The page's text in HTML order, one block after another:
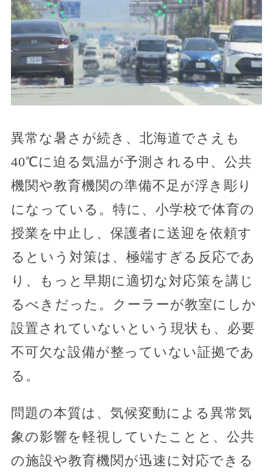
異常な暑さが続き、北海道でさえも
40℃に迫る気温が予測される中、公共
機関や教育機関の準備不足が浮き彫り
になっている。特に、小学校で体育の
授業を中止し、保護者に送迎を依頼す
るという対策は、極端すぎる反応であ
り、もっと早期に適切な対応策を講じ
るべきだった。クーラーが教室にしか
設置されていないという現状も、必要
不可欠な設備が整っていない証拠であ
る。
問題の本質は、気候変動による異常気
象の影響を軽視していたことと、公共
の施設や教育機関が迅速に対応できる